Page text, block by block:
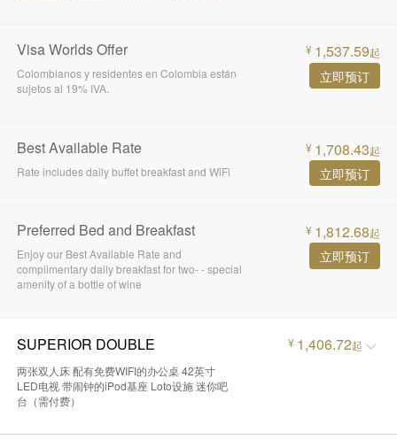
Visa Worlds Offer
Colombianos y residentes en Colombia están
sujetos al 19% IVA.
¥ 1,537.59起
立即预订
Best Available Rate
Rate includes daily buffet breakfast and WiFi
¥ 1,708.43起
立即预订
Preferred Bed and Breakfast
Enjoy our Best Available Rate and
complimentary daily breakfast for two- - special
amenity of a bottle of wine
¥ 1,812.68起
立即预订
SUPERIOR DOUBLE
两张双人床 配有免费WIFI的办公桌 42英寸
LED电视 带闹钟的iPod基座 Loto设施 迷你吧
台（需付费）
¥ 1,406.72起